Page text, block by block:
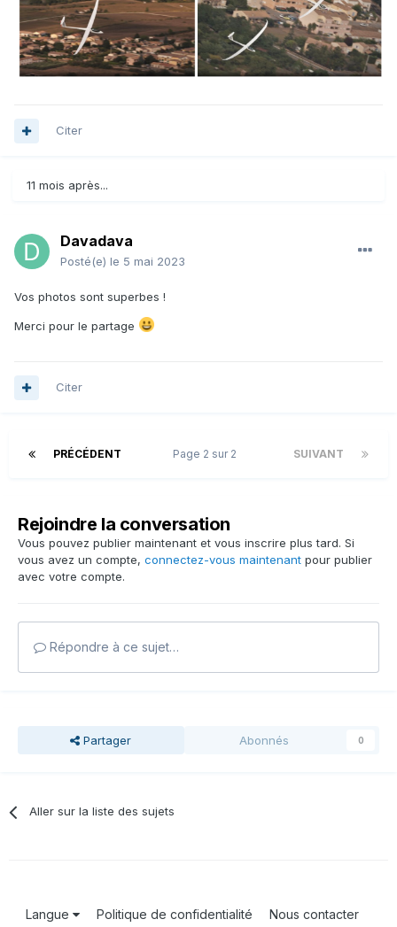
Citer
11 mois après...
Davadava
Posté(e) le 5 mai 2023
Vos photos sont superbes !
Merci pour le partage
Citer
PRÉCÉDENT SUIVANT
Page 2 sur 2
Rejoindre la conversation
Vous pouvez publier maintenant et vous inscrire plus tard. Si
vous avez un compte, connectez-vous maintenant pour publier
avec votre compte.
Répondre à ce sujet…
Partager Abonnés 0
Aller sur la liste des sujets
Langue Politique de confidentialité
Nous contacter